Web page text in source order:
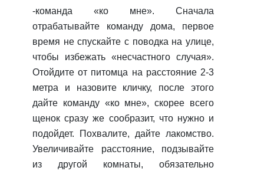
-команда «ко мне». Сначала
отрабатывайте команду дома, первое
время не спускайте с поводка на улице,
чтобы избежать «несчастного случая».
Отойдите от питомца на расстояние 2-3
метра и назовите кличку, после этого
дайте команду «ко мне», скорее всего
щенок сразу же сообразит, что нужно и
подойдет. Похвалите, дайте лакомство.
Увеличивайте расстояние, подзывайте
из другой комнаты, обязательно